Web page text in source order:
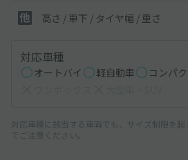
高さ / 車下 / タイヤ幅 / 重さ
対応車種
オートバイ 軽自動車 コンパ
対応車種に該当する車両でも、サイズ制限を
でご注意ください。